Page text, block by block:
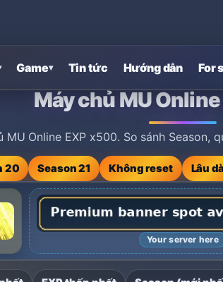
Game▾ Tin tức Hướng dẫn For
x500
Máy chủ MU
MU Online EXP x500. So sánh
20 Season 21 Không reset Lâu
Your server here